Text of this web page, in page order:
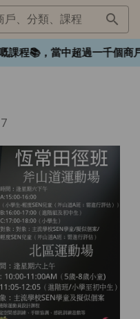
戶、分類、課程
📚，當中超過一千個商戶